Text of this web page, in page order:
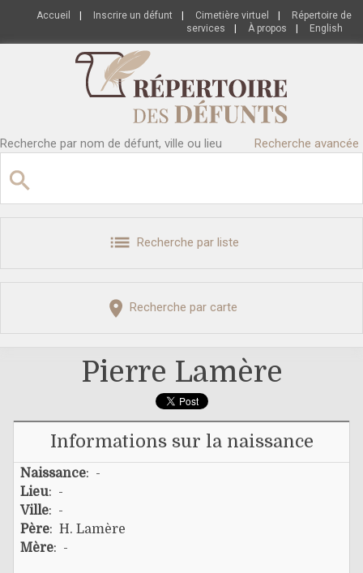
Accueil Inscrire un défunt Cimetière virtuel
Répertoire de
services
À propos English
Recherche par nom de défunt, ville ou lieu Recherche avancée
Recherche par liste
Recherche par carte
Pierre Lamère
Informations sur la naissance
Naissance: -
Lieu: -
Ville: -
Père: H. Lamère
Mère: -